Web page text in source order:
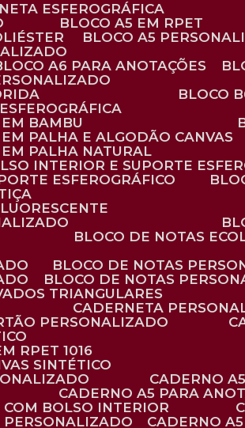
ESFEROGRÁFICA
BLOCO A5 EM RPET
BLOCO A5
BLOCO A6 PARA ANOTAÇÕES
BLOCO
EM BAMBU
EM PALHA E ALGODÃO CANVAS
EM PALHA NATURAL
INTERIOR E SUPORTE
ESFEROGRÁFICO
BLOCO DE NOTAS
BLOCO DE NOTAS
BLOCO DE NOTAS
TRIANGULARES
CADERNETA
PERSONALIZADO
RPET 1016
SINTÉTICO
CADERNO
CADERNO A5 PARA
COM BOLSO INTERIOR
PERSONALIZADO
CADERNO